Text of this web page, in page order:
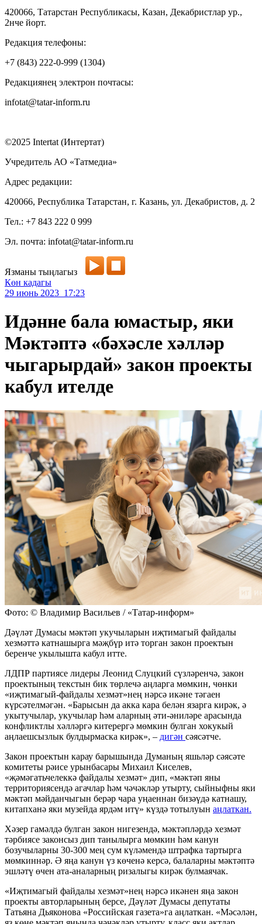
420066, Татарстан Республикасы, Казан, Декабристлар ур.,
2нче йорт.
Редакция телефоны:
+7 (843) 222-0-999 (1304)
Редакциянең электрон почтасы:
infotat@tatar-inform.ru
©2025 Intertat (Интертат)
Учредитель АО «Татмедиа»
Адрес редакции:
420066, Республика Татарстан, г. Казань, ул. Декабристов, д. 2
Тел.: +7 843 222 0 999
Эл. почта: infotat@tatar-inform.ru
Язманы тыңлагыз
Көн кадагы
29 июнь 2023 17:23
Идәнне бала юмастыр, яки
Мәктәптә «бәхәсле хәлләр
чыгарырдай» закон проекты
кабул ителде
Фото: © Владимир Васильев / «Татар-информ»
Дәүләт Думасы мәктәп укучыларын иҗтимагый файдалы
хезмәттә катнашырга мәҗбүр итә торган закон проектын
беренче укылышта кабул итте.
ЛДПР партиясе лидеры Леонид Слуцкий сүзләренчә, закон
проектының текстын бик төрлечә аңларга мөмкин, чөнки
«иҗтимагый-файдалы хезмәт»нең нәрсә икәне тәгаен
күрсәтелмәгән. «Барысын да акка кара белән язарга кирәк, ә
укытучылар, укучылар һәм аларның әти-әниләре арасында
конфликтлы хәлләргә китерергә мөмкин булган хокукый
аңлаешсызлык булдырмаска кирәк», – дигән сәясәтче.
Закон проектын карау барышында Думаның яшьләр сәясәте
комитеты рәисе урынбасары Михаил Киселев,
«җәмәгатьчелеккә файдалы хезмәт» дип, «мәктәп яны
территориясендә агачлар һәм чәчәкләр утырту, сыйныфны яки
мәктәп мәйданчыгын берәр чара уңаеннан бизәүдә катнашу,
китапханә яки музейда ярдәм итү» күздә тотылуын аңлаткан.
Хәзер гамәлдә булган закон нигезендә, мәктәпләрдә хезмәт
тәрбиясе законсыз дип танылырга мөмкин һәм канун
бозучыларны 30-300 мең сум күләмендә штрафка тартырга
мөмкиннәр. Ә яңа канун үз көченә керсә, балаларны мәктәптә
эшләтү өчен ата-аналарның ризалыгы кирәк булмаячак.
«Иҗтимагый файдалы хезмәт»нең нәрсә икәнен яңа закон
проекты авторларының берсе, Дәүләт Думасы депутаты
Татьяна Дьяконова «Российская газета»га аңлаткан. «Мәсәлән,